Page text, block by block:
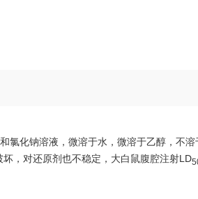
化钠溶液，微溶于水，微溶于乙醇，不
，对还原剂也不稳定，大白鼠腹腔注射LD